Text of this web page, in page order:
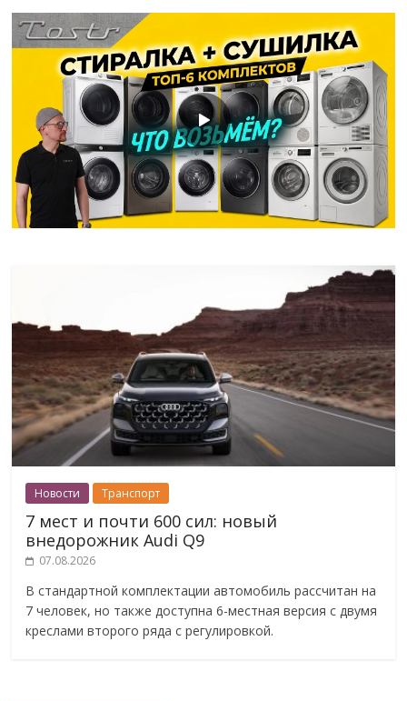
Новости Транспорт
7 мест и почти 600 сил: новый
внедорожник Audi Q9
07.08.2026
В стандартной комплектации автомобиль рассчитан на
7 человек, но также доступна 6-местная версия с двумя
креслами второго ряда с регулировкой.